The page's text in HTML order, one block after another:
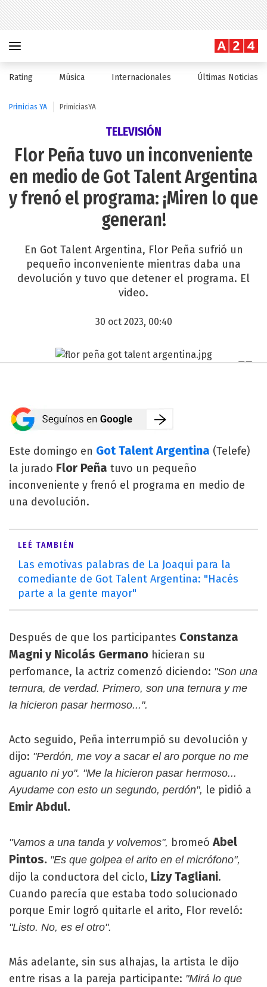
Rating Música Internacionales Últimas Noticias
Primicias YA PrimiciasYA
TELEVISIÓN
Flor Peña tuvo un inconveniente
en medio de Got Talent Argentina
y frenó el programa: ¡Miren lo que
generan!
En Got Talent Argentina, Flor Peña sufrió un
pequeño inconveniente mientras daba una
devolución y tuvo que detener el programa. El
video.
30 oct 2023, 00:40
Este domingo en Got Talent Argentina (Telefe)
la jurado Flor Peña tuvo un pequeño
inconveniente y frenó el programa en medio de
una devolución.
LEÉ TAMBIÉN
Las emotivas palabras de La Joaqui para la
comediante de Got Talent Argentina: "Hacés
parte a la gente mayor"
Después de que los participantes Constanza
Magni y Nicolás Germano hicieran su
perfomance, la actriz comenzó diciendo: "Son una
ternura, de verdad. Primero, son una ternura y me
la hicieron pasar hermoso...".
Acto seguido, Peña interrumpió su devolución y
dijo: "Perdón, me voy a sacar el aro porque no me
aguanto ni yo". "Me la hicieron pasar hermoso...
Ayudame con esto un segundo, perdón", le pidió a
Emir Abdul.
"Vamos a una tanda y volvemos", bromeó Abel
Pintos. "Es que golpea el arito en el micrófono",
dijo la conductora del ciclo, Lizy Tagliani.
Cuando parecía que estaba todo solucionado
porque Emir logró quitarle el arito, Flor reveló:
"Listo. No, es el otro".
Más adelante, sin sus alhajas, la artista le dijo
entre risas a la pareja participante: "Mirá lo que